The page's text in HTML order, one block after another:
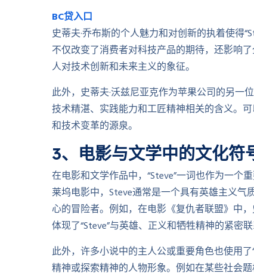
BC贷入口
史蒂夫·乔布斯的个人魅力和对创新的执着使得
不仅改变了消费者对科技产品的期待，还影响
人对技术创新和未来主义的象征。
此外，史蒂夫·沃兹尼亚克作为苹果公司的另一
技术精湛、实践能力和工匠精神相关的含义。
和技术变革的源泉。
3、电影与文学中的文化符
在电影和文学作品中，“Steve”一词也作为一个
莱坞电影中，Steve通常是一个具有英雄主义
心的冒险者。例如，在电影《复仇者联盟》中
体现了“Steve”与英雄、正义和牺牲精神的紧密联
此外，许多小说中的主人公或重要角色也使用
精神或探索精神的人物形象。例如在某些社会